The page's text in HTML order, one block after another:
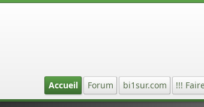
Accueil Forum bi1sur.com !!!